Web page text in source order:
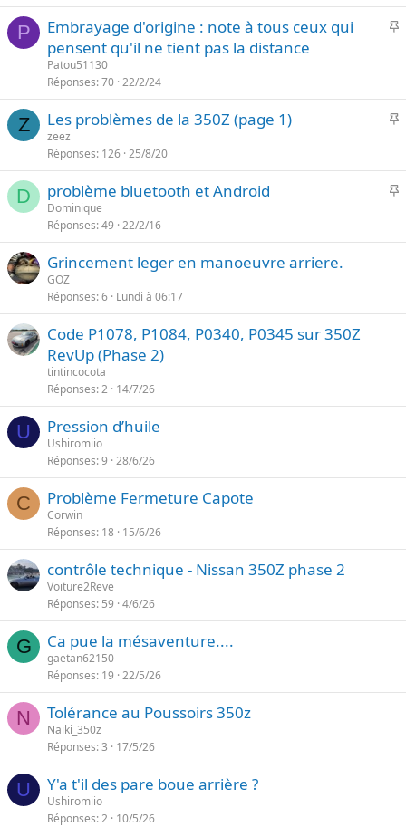
t
e
o
r
t
e
P
I
r
t
t
e
Embrayage d'origine : note à tous ceux qui
pensent qu'il ne tient pas la distance
Patou51130
Réponses 70 22/2/24
Z
I
o
r
Les problèmes de la 350Z (page 1)
zeez
Réponses 126 25/8/20
D
I
o
problème bluetooth et Android
Dominique
Réponses 49 22/2/16
Grincement leger en manoeuvre arriere.
GOZ
Réponses 6 Lundi à 06:17
Code P1078, P1084, P0340, P0345 sur 350Z
RevUp (Phase 2)
tintincocota
Réponses 2 14/7/26
U Pression d’huile
Ushiromiio
Réponses 9 28/6/26
C Problème Fermeture Capote
Corwin
Réponses 18 15/6/26
contrôle technique - Nissan 350Z phase 2
Voiture2Reve
Réponses 59 4/6/26
G Ca pue la mésaventure....
gaetan62150
Réponses 19 22/5/26
N Tolérance au Poussoirs 350z
Naïki_350z
Réponses 3 17/5/26
U Y'a t'il des pare boue arrière ?
Ushiromiio
Réponses 2 10/5/26